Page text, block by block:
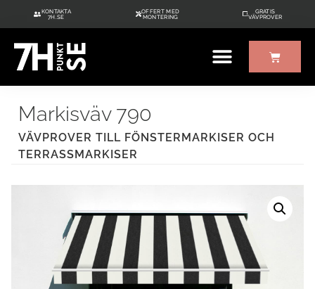
KONTAKTA
7H.SE
OFFERT MED
MONTERING
GRATIS
VÄVPROVER
Markisväv 790
VÄVPROVER TILL FÖNSTERMARKISER OCH
TERRASSMARKISER